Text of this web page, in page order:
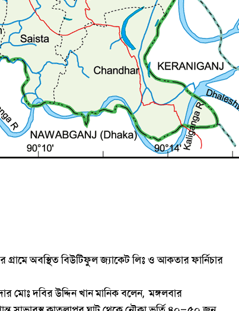
গ্রামেঅবস্থিতবিউটিফুলজ্যাকেটলিঃও আকতারফার্নিচার
মোঃদবিরউদ্দিনখানমানিকবলেন,মঙ্গলবার